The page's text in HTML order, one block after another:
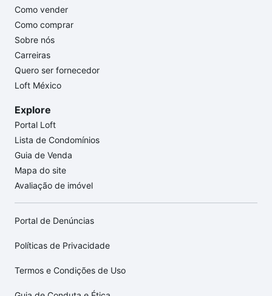
Como vender
Como comprar
Sobre nós
Carreiras
Quero ser fornecedor
Loft México
Explore
Portal Loft
Lista de Condomínios
Guia de Venda
Mapa do site
Avaliação de imóvel
Portal de Denúncias
Políticas de Privacidade
Termos e Condições de Uso